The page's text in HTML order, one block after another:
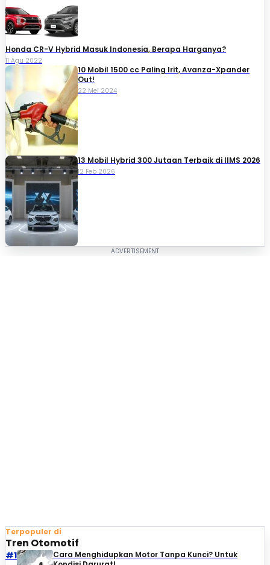
Honda CR-V Hybrid Masuk Indonesia, Berapa Harganya?
11 Agu 2022
10 Mobil 1500 cc Paling Irit, Avanza-Xpander
Out!
22 Mei 2024
13 Mobil Hybrid 300 Jutaan Terbaik di IIMS 2026
12 Feb 2026
Terpopuler di
Tren Otomotif
#1
Cara Menghidupkan Motor Tanpa Kunci? Untuk